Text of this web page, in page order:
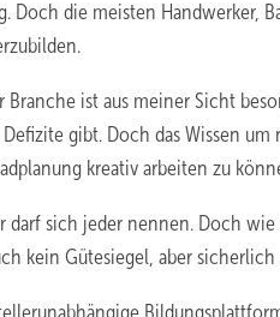
Doch die meisten Handwerker,
Branche ist aus meiner Sicht
gibt. Doch das Wissen
krea­tiv arbeiten zu
darf sich jeder nennen. Doch
kein Gütesiegel, aber